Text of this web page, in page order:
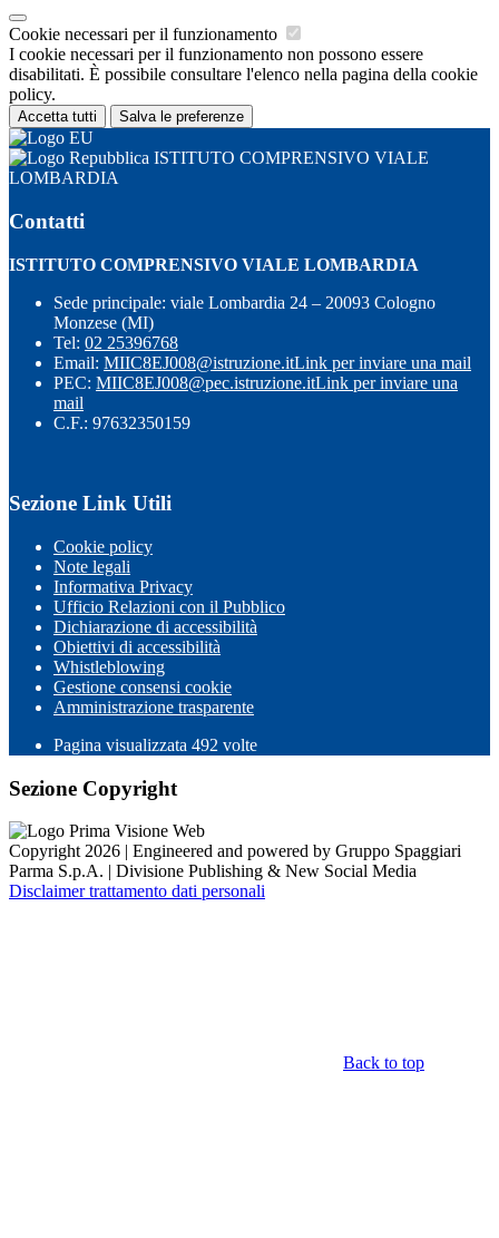
Cookie necessari per il funzionamento
I cookie necessari per il funzionamento non possono essere
disabilitati. È possibile consultare l'elenco nella pagina della cookie
policy.
Accetta tutti Salva le preferenze
ISTITUTO COMPRENSIVO VIALE
LOMBARDIA
Contatti
ISTITUTO COMPRENSIVO VIALE LOMBARDIA
Sede principale: viale Lombardia 24 – 20093 Cologno
Monzese (MI)
Tel: 02 25396768
Email: MIIC8EJ008@istruzione.itLink per inviare una mail
PEC: MIIC8EJ008@pec.istruzione.itLink per inviare una
mail
C.F.: 97632350159
Sezione Link Utili
Cookie policy
Note legali
Informativa Privacy
Ufficio Relazioni con il Pubblico
Dichiarazione di accessibilità
Obiettivi di accessibilità
Whistleblowing
Gestione consensi cookie
Amministrazione trasparente
Pagina visualizzata 492 volte
Sezione Copyright
Copyright 2026 | Engineered and powered by Gruppo Spaggiari
Parma S.p.A. | Divisione Publishing & New Social Media
Disclaimer trattamento dati personali
Back to top